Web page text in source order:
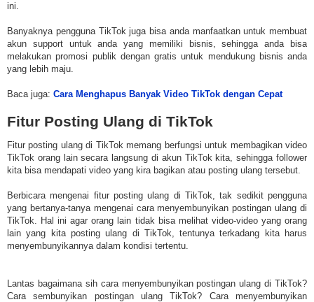
ini.
Banyaknya pengguna TikTok juga bisa anda manfaatkan untuk membuat
akun support untuk anda yang memiliki bisnis, sehingga anda bisa
melakukan promosi publik dengan gratis untuk mendukung bisnis anda
yang lebih maju.
Baca juga: Cara Menghapus Banyak Video TikTok dengan Cepat
Fitur Posting Ulang di TikTok
Fitur posting ulang di TikTok memang berfungsi untuk membagikan video
TikTok orang lain secara langsung di akun TikTok kita, sehingga follower
kita bisa mendapati video yang kira bagikan atau posting ulang tersebut.
Berbicara mengenai fitur posting ulang di TikTok, tak sedikit pengguna
yang bertanya-tanya mengenai cara menyembunyikan postingan ulang di
TikTok. Hal ini agar orang lain tidak bisa melihat video-video yang orang
lain yang kita posting ulang di TikTok, tentunya terkadang kita harus
menyembunyikannya dalam kondisi tertentu.
Lantas bagaimana sih cara menyembunyikan postingan ulang di TikTok?
Cara sembunyikan postingan ulang TikTok? Cara menyembunyikan